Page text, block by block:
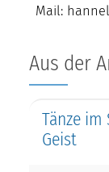
Mail:
Aus der
Tänze
Geist